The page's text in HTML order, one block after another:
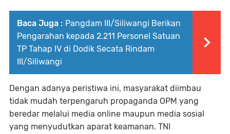
Baca Juga : Pangdam III/Siliwangi Berikan
Pengarahan kepada 2.211 Personel Satuan
TP Tahap IV di Dodik Secata Rindam
III/Siliwangi
Dengan adanya peristiwa ini, masyarakat diimbau
tidak mudah terpengaruh propaganda OPM yang
beredar melalui media online maupun media sosial
yang menyudutkan aparat keamanan. TNI